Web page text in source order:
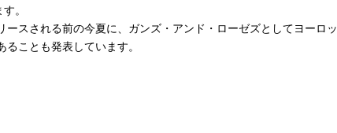
。
ースされる前の今夏に、ガンズ・アンド・ローゼズとしてヨーロッ
ことも発表しています。